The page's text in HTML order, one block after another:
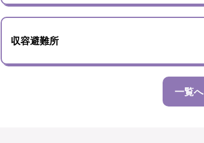
収容避難所
一覧へ